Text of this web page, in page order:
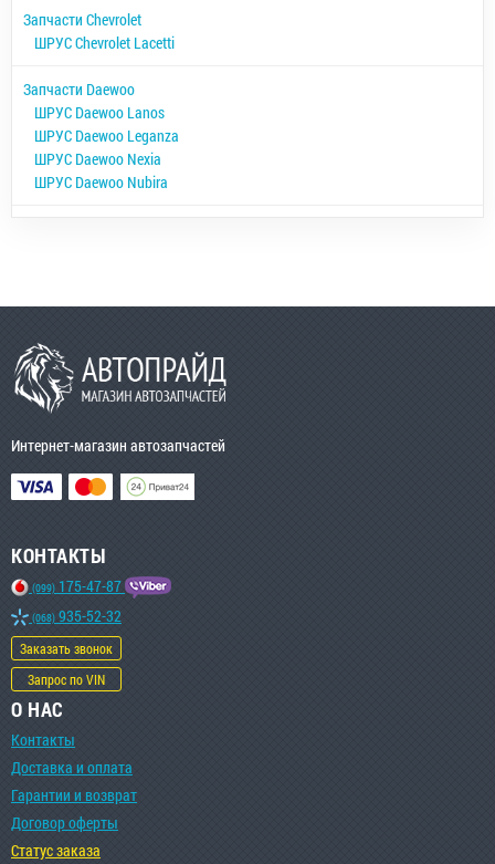
Запчасти Chevrolet
ШРУС Chevrolet Lacetti
Запчасти Daewoo
ШРУС Daewoo Lanos
ШРУС Daewoo Leganza
ШРУС Daewoo Nexia
ШРУС Daewoo Nubira
Интернет-магазин автозапчастей
КОНТАКТЫ
(099) 175-47-87
(068) 935-52-32
Заказать звонок
Запрос по VIN
О НАС
Контакты
Доставка и оплата
Гарантии и возврат
Договор оферты
Статус заказа